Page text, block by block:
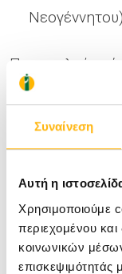
Συναίνεση
Αυτή η
Χρησιμοποιούμε
περιεχομένου
κοινωνικών
επισκεψιμότητάς
Νεογέννητου)
Παρακαλούμε
παραβρεθούν,
996000 και να
μαθήματα
Παράκληση να